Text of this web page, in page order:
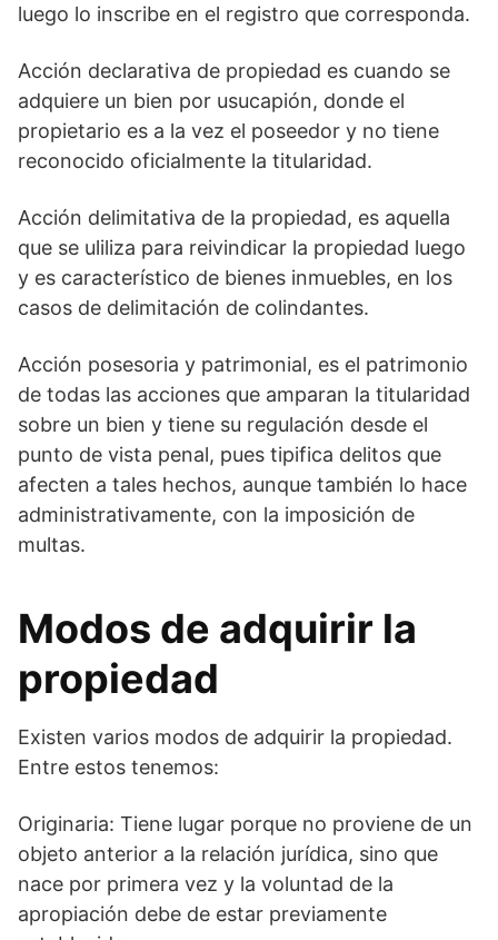
luego lo inscribe en el registro que corresponda.
Acción declarativa de propiedad es cuando se
adquiere un bien por usucapión, donde el
propietario es a la vez el poseedor y no tiene
reconocido oficialmente la titularidad.
Acción delimitativa de la propiedad, es aquella
que se uliliza para reivindicar la propiedad luego
y es característico de bienes inmuebles, en los
casos de delimitación de colindantes.
Acción posesoria y patrimonial, es el patrimonio
de todas las acciones que amparan la titularidad
sobre un bien y tiene su regulación desde el
punto de vista penal, pues tipifica delitos que
afecten a tales hechos, aunque también lo hace
administrativamente, con la imposición de
multas.
Modos de adquirir la
propiedad
Existen varios modos de adquirir la propiedad.
Entre estos tenemos:
Originaria: Tiene lugar porque no proviene de un
objeto anterior a la relación jurídica, sino que
nace por primera vez y la voluntad de la
apropiación debe de estar previamente